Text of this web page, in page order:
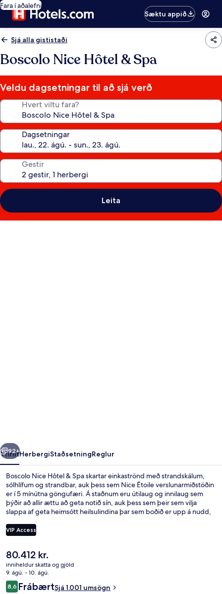
Fara í aðalefni
Sæktu appið
Sjá alla gististaði
Boscolo Nice Hôtel & Spa
Veldu dagsetningar til að sjá verð
Hvert viltu fara?
Dagsetningar
Gestir
Leita
Næsta
92+
YfirlitHerbergiStaðsetningReglur
Boscolo Nice Hôtel & Spa skartar einkaströnd með strandskálum,
sólhlífum og strandbar, auk þess sem Nice Étoile verslunarmiðstöðin
er í 5 mínútna göngufæri. Á staðnum eru útilaug og innilaug sem
þýðir að allir ættu að geta notið sín, auk þess sem þeir sem vilja
slappa af geta heimsótt heilsulindina þar sem boðið er upp á nudd,
þar sem má fá sér eitthvað gott í svanginn, auk þess sem
bar/setustofa býður drykki við allra hæfi. Meðal annarra þæginda
líkamsræktarstöð, líkamsræktaraðstaða og heitur pottur.
Gististaðurinn er stutt frá almenningssamgöngum: Jean Medecin
Tramway lestarstöðin er í 4 mínútna göngufjarlægð og Massena
Tramway lestarstöðin í 5 mínútna.
VIP Access
Núverandi
verð
er
80.412 kr.
80.412 kr.
inniheldur skatta og gjöld
9. ágú. - 10. ágú.
Umsagnir
8,68,6 af 10
FrábærtSjá 1.001 umsögn